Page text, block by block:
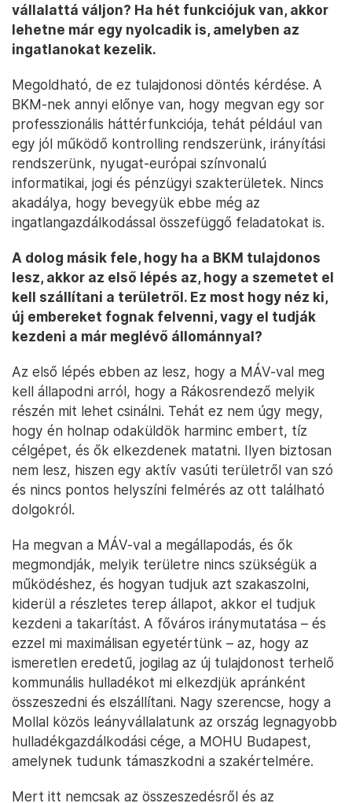
vállalattá váljon? Ha hét funkciójuk van, akkor
lehetne már egy nyolcadik is, amelyben az
ingatlanokat kezelik.
Megoldható, de ez tulajdonosi döntés kérdése. A
BKM-nek annyi előnye van, hogy megvan egy sor
professzionális háttérfunkciója, tehát például van
egy jól működő kontrolling rendszerünk, irányítási
rendszerünk, nyugat-európai színvonalú
informatikai, jogi és pénzügyi szakterületek. Nincs
akadálya, hogy bevegyük ebbe még az
ingatlangazdálkodással összefüggő feladatokat is.
A dolog másik fele, hogy ha a BKM tulajdonos
lesz, akkor az első lépés az, hogy a szemetet el
kell szállítani a területről. Ez most hogy néz ki,
új embereket fognak felvenni, vagy el tudják
kezdeni a már meglévő állománnyal?
Az első lépés ebben az lesz, hogy a MÁV-val meg
kell állapodni arról, hogy a Rákosrendező melyik
részén mit lehet csinálni. Tehát ez nem úgy megy,
hogy én holnap odaküldök harminc embert, tíz
célgépet, és ők elkezdenek matatni. Ilyen biztosan
nem lesz, hiszen egy aktív vasúti területről van szó
és nincs pontos helyszíni felmérés az ott található
dolgokról.
Ha megvan a MÁV-val a megállapodás, és ők
megmondják, melyik területre nincs szükségük a
működéshez, és hogyan tudjuk azt szakaszolni,
kiderül a részletes terep állapot, akkor el tudjuk
kezdeni a takarítást. A főváros iránymutatása – és
ezzel mi maximálisan egyetértünk – az, hogy az
ismeretlen eredetű, jogilag az új tulajdonost terhelő
kommunális hulladékot mi elkezdjük apránként
összeszedni és elszállítani. Nagy szerencse, hogy a
Mollal közös leányvállalatunk az ország legnagyobb
hulladékgazdálkodási cége, a MOHU Budapest,
amelynek tudunk támaszkodni a szakértelmére.
Mert itt nemcsak az összeszedésről és az